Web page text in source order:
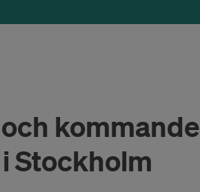
kommande
Stockholm